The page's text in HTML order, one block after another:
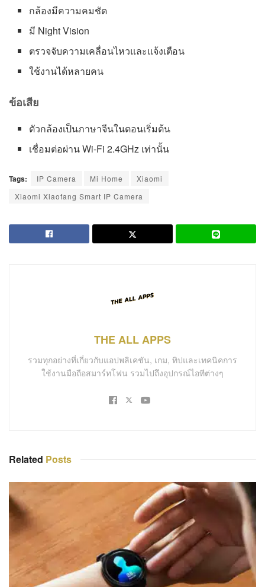
กล้องมีความคมชัด
มี Night Vision
ตรวจจับความเคลื่อนไหวและแจ้งเตือน
ใช้งานได้หลายคน
ข้อเสีย
ตัวกล้องเป็นภาษาจีนในตอนเริ่มต้น
เชื่อมต่อผ่าน Wi-Fi 2.4GHz เท่านั้น
Tags: IP Camera Mi Home
Xiaomi
Xiaomi Xiaofang Smart IP Camera
THE ALL APPS
รวมทุกอย่างที่เกี่ยวกับแอปพลิเคชัน, เกม, ทิปและเทคนิคการ
ใช้งานมือถือสมาร์ทโฟน รวมไปถึงอุปกรณ์ไอทีต่างๆ
Related Posts